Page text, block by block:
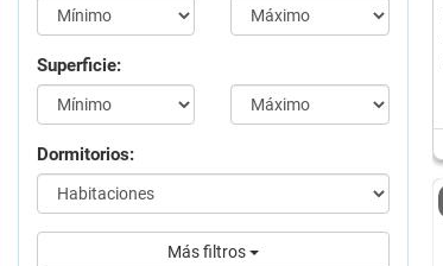
Superficie:
Dormitorios:
Más filtros